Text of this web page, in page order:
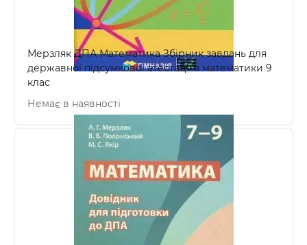
Мерзляк ДПА Математика Збірник завдань для
державної підсумкової атестації з математики 9
клас
Немає в наявності